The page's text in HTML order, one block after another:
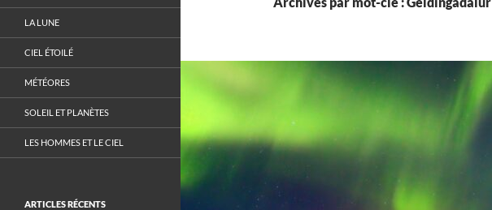
LA LUNE
CIEL ÉTOILÉ
MÉTÉORES
SOLEIL ET PLANÈTES
LES HOMMES ET LE CIEL
ARTICLES RÉCENTS